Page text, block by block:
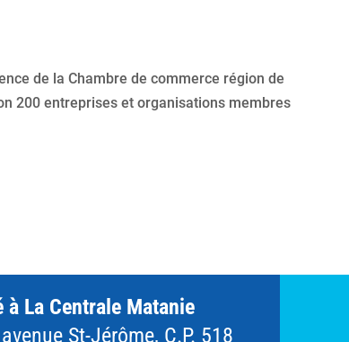
de la Chambre de commerce région de
200 entreprises et organisations membres
à La Centrale Matanie
St-Jérôme, C.P. 518